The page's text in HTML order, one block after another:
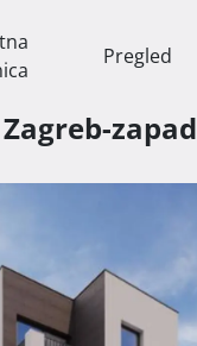
Pregled
zapad